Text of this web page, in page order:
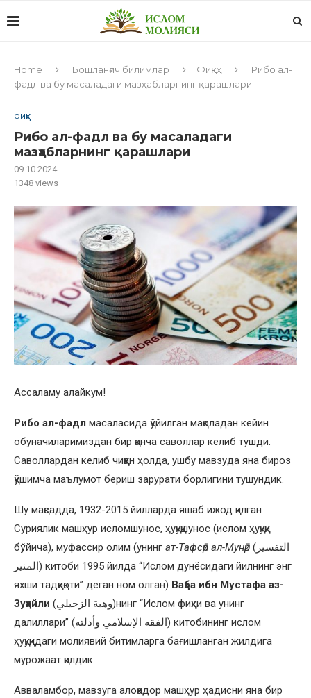
Home Бошланғич билимлар Фиқҳ
Рибо ал-
фадл ва бу масаладаги мазҳабларнинг қарашлари
ФИҚҲ
Рибо ал-фадл ва бу масаладаги
мазҳабларнинг қарашлари
09.10.2024
1348 views
Ассаламу алайкум!
Рибо ал-фадл масаласида қўйилган мақоладан кейин
обуначиларимиздан бир қанча саволлар келиб тушди.
Саволлардан келиб чиққан ҳолда, ушбу мавзуда яна бироз
қўшимча маълумот бериш зарурати борлигини тушундик.
Шу мақсадда, 1932-2015 йилларда яшаб ижод қилган
Суриялик машҳур исломшунос, ҳуқуқшунос (ислом ҳуқуқи
бўйича), муфассир олим (унинг ат-Тафсӣр ал-Мунӣр (التفسير
المنير‎) китоби 1995 йилда “Ислом дунёсидаги йилнинг энг
яхши тадқиқоти” деган ном олган) Ваҳба ибн Мустафа аз-
Зуҳайли (وهبة الزحيلي‎)нинг “Ислом фиқҳи ва унинг
далиллари” (الفقه الإسلامي وأدلته) китобининг ислом
ҳуқуқидаги молиявий битимларга бағишланган жилдига
мурожаат қилдик.
Авваламбор, мавзуга алоқадор машҳур ҳадисни яна бир